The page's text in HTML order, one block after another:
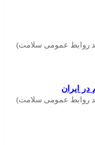
روابط عمومی سلامت)
در ایران
روابط عمومی سلامت)